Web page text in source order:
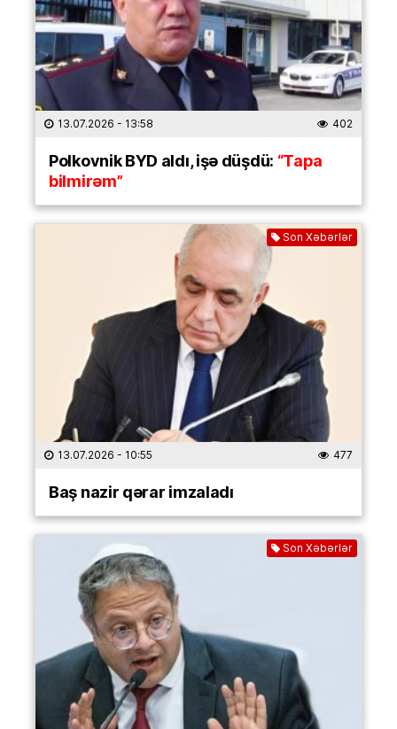
13.07.2026 - 13:58 402
Polkovnik BYD aldı, işə düşdü: “Tapa
bilmirəm”
Son Xəbərlər
13.07.2026 - 10:55 477
Baş nazir qərar imzaladı
Son Xəbərlər